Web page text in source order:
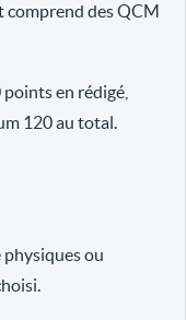
comprend des QCM
en rédigé,
120 au total.
ou